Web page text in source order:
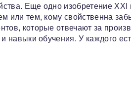
Еще одно изобретение XXI
или тем, кому свойственна
которые отвечают за
навыки обучения. У каждого